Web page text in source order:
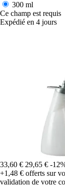
300 ml
Ce champ est requis
Expédié en 4 jours
33,60 € 29,65 € -
+1,48 € offerts sur
validation de votre